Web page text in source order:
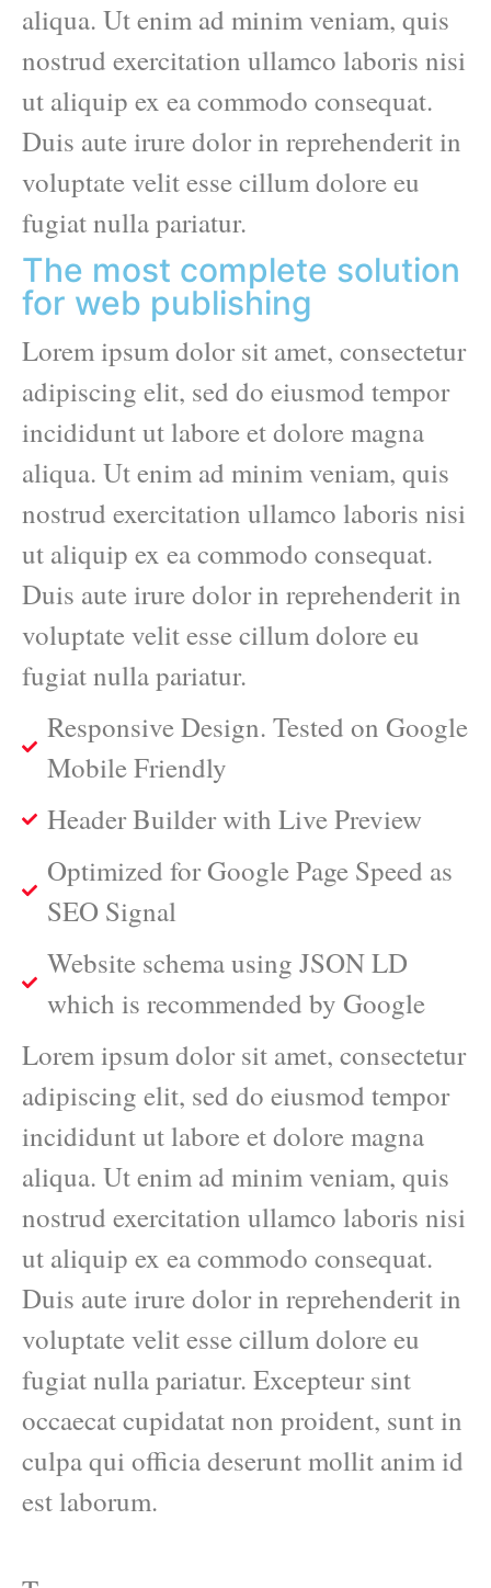
aliqua. Ut enim ad minim veniam, quis
nostrud exercitation ullamco laboris nisi
ut aliquip ex ea commodo consequat.
Duis aute irure dolor in reprehenderit in
voluptate velit esse cillum dolore eu
fugiat nulla pariatur.
The most complete solution
for web publishing
Lorem ipsum dolor sit amet, consectetur
adipiscing elit, sed do eiusmod tempor
incididunt ut labore et dolore magna
aliqua. Ut enim ad minim veniam, quis
nostrud exercitation ullamco laboris nisi
ut aliquip ex ea commodo consequat.
Duis aute irure dolor in reprehenderit in
voluptate velit esse cillum dolore eu
fugiat nulla pariatur.
Responsive Design. Tested on Google
Mobile Friendly
Header Builder with Live Preview
Optimized for Google Page Speed as
SEO Signal
Website schema using JSON LD
which is recommended by Google
Lorem ipsum dolor sit amet, consectetur
adipiscing elit, sed do eiusmod tempor
incididunt ut labore et dolore magna
aliqua. Ut enim ad minim veniam, quis
nostrud exercitation ullamco laboris nisi
ut aliquip ex ea commodo consequat.
Duis aute irure dolor in reprehenderit in
voluptate velit esse cillum dolore eu
fugiat nulla pariatur. Excepteur sint
occaecat cupidatat non proident, sunt in
culpa qui officia deserunt mollit anim id
est laborum.